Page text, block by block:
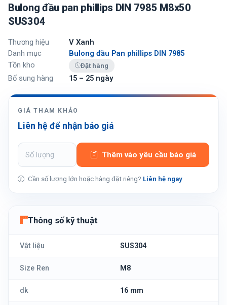
Bulong đầu pan phillips DIN 7985 M8x50
SUS304
Thương hiệu
V Xanh
Danh mục
Bulong đầu Pan phillips DIN 7985
Tồn kho
Đặt hàng
Bổ sung hàng 15 – 25 ngày
GIÁ THAM KHẢO
Liên hệ để nhận báo giá
Thêm vào yêu cầu báo giá
Cần số lượng lớn hoặc hàng đặt riêng? Liên hệ ngay
Thông số kỹ thuật
Vật liệu SUS304
Size Ren M8
dk 16 mm